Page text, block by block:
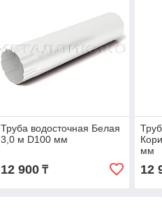
Труба водосточная Белая
3,0 м D100 мм
12 900₸
мм
12